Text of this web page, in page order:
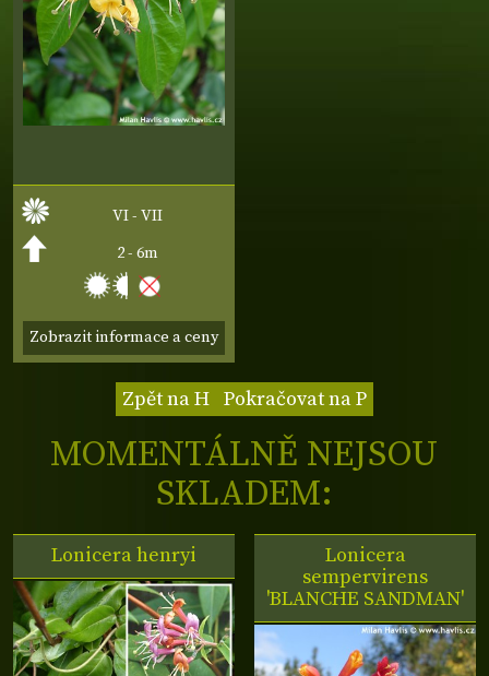
VI - VII
2 - 6m
Zobrazit informace a ceny
Zpět na H Pokračovat na P
MOMENTÁLNĚ NEJSOU
SKLADEM:
Lonicera henryi
Lonicera
sempervirens
'BLANCHE SANDMAN'